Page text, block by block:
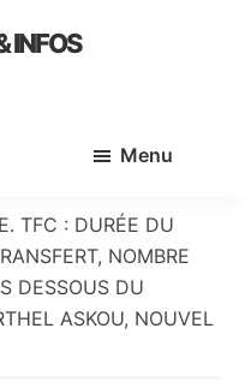
INFOS
Menu
TFC : DURÉE DU
NOMBRE
DESSOUS DU
ASKOU, NOUVEL